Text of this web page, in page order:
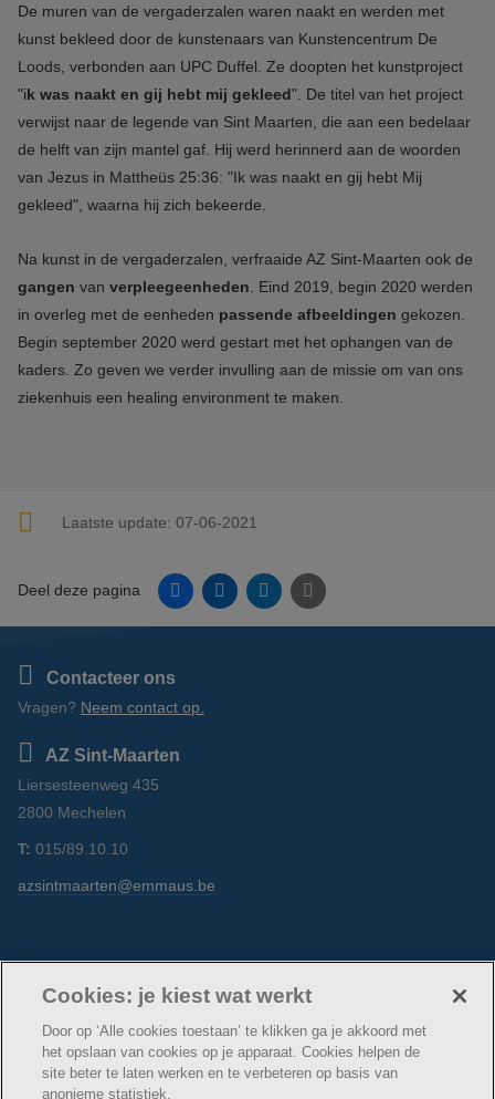
De muren van de vergaderzalen waren naakt en werden met
kunst bekleed door de kunstenaars van Kunstencentrum De
Loods, verbonden aan UPC Duffel. Ze doopten het kunstproject
"ik was naakt en gij hebt mij gekleed". De titel van het project
verwijst naar de legende van Sint Maarten, die aan een bedelaar
de helft van zijn mantel gaf. Hij werd herinnerd aan de woorden
van Jezus in Mattheüs 25:36: "Ik was naakt en gij hebt Mij
gekleed", waarna hij zich bekeerde.
Na kunst in de vergaderzalen, verfraaide AZ Sint-Maarten ook de
gangen van verpleegeenheden . Eind 2019, begin 2020 werden
in overleg met de eenheden passende afbeeldingen gekozen.
Begin september 2020 werd gestart met het ophangen van de
kaders. Zo geven we verder invulling aan de missie om van ons
ziekenhuis een healing environment te maken.
Laatste update: 07-06-2021
Deel deze pagina FacebookLinkedinTwitter E-mail
Contacteer ons
Vragen? Neem contact op.
AZ Sint-Maarten
Liersesteenweg 435
2800 Mechelen
T: 015/89.10.10
azsintmaarten@emmaus.be
© AZ Sint-Maarten
Cookies: je kiest wat werkt
Door op ‘Alle cookies toestaan’ te klikken ga je akkoord met
het opslaan van cookies op je apparaat. Cookies helpen de
site beter te laten werken en te verbeteren op basis van
anonieme statistiek.